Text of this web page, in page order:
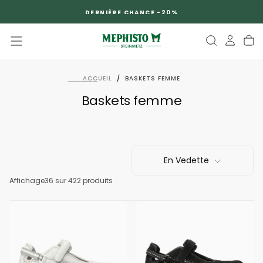
DERNIÈRE CHANCE -20%
ACCUEIL / BASKETS FEMME
Baskets femme
En Vedette
Affichage36 sur 422 produits